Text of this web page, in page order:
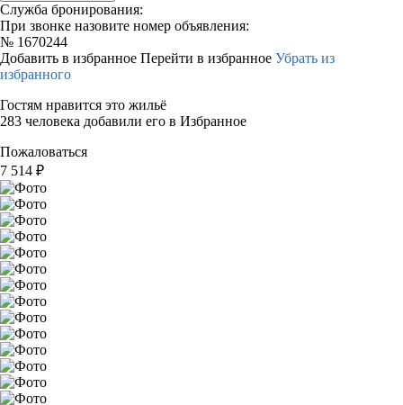
Служба бронирования:
При звонке назовите номер объявления:
№ 1670244
Добавить в избранное Перейти в избранное Убрать из
избранного
Гостям нравится это жильё
283 человека добавили его в Избранное
Пожаловаться
7 514 ₽